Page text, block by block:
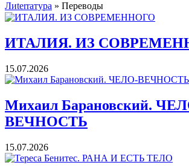
Лиterraтура » Переводы
ИТАЛИЯ. ИЗ
15.07.2026
Михаил Барановский.
ВЕЧНОСТЬ
15.07.2026